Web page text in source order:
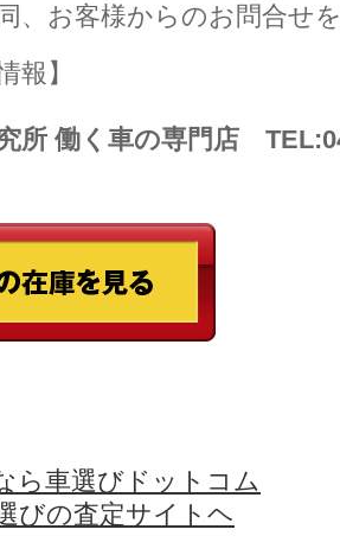
、お客様からのお問合せ
報】
所 働く車の専門店
ら車選びドットコム
びの査定サイトヘ